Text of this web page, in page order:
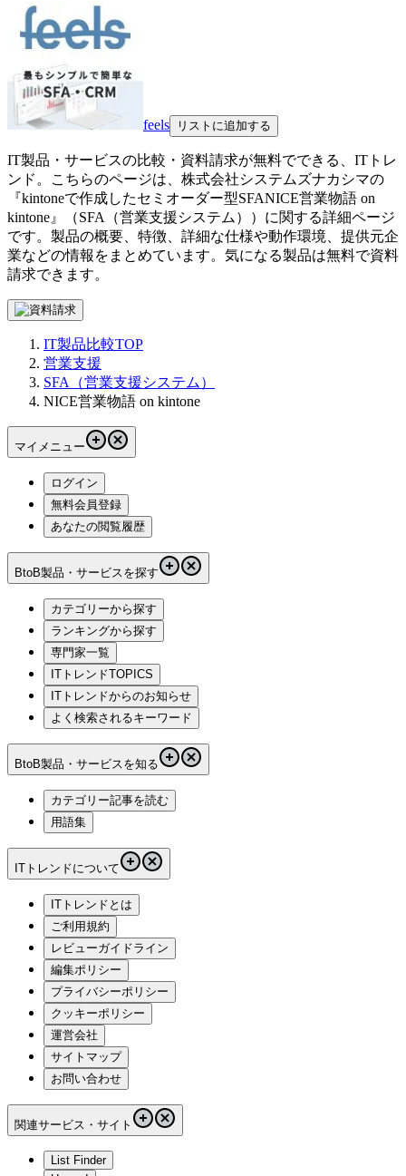
feels リストに追加する
IT製品・サービスの比較・資料請求が無料でできる、ITトレ
ンド。こちらのページは、 株式会社システムズナカシマの
『kintoneで作成したセミオーダー型SFANICE営業物語 on
kintone 』（SFA（営業支援システム）
）に関する詳細ページ
です。製品の概要、特徴、詳細な仕様や動作環境、提供元企
業などの情報をまとめています。気になる製品は無料で資料
請求できます。
IT製品比較TOP
営業支援
SFA（営業支援システム）
NICE営業物語 on kintone
マイメニュー
ログイン
無料会員登録
あなたの閲覧履歴
BtoB製品・サービスを探す
カテゴリーから探す
ランキングから探す
専門家一覧
ITトレンドTOPICS
ITトレンドからのお知らせ
よく検索されるキーワード
BtoB製品・サービスを知る
カテゴリー記事を読む
用語集
ITトレンドについて
ITトレンドとは
ご利用規約
レビューガイドライン
編集ポリシー
プライバシーポリシー
クッキーポリシー
運営会社
サイトマップ
お問い合わせ
関連サービス・サイト
List Finder